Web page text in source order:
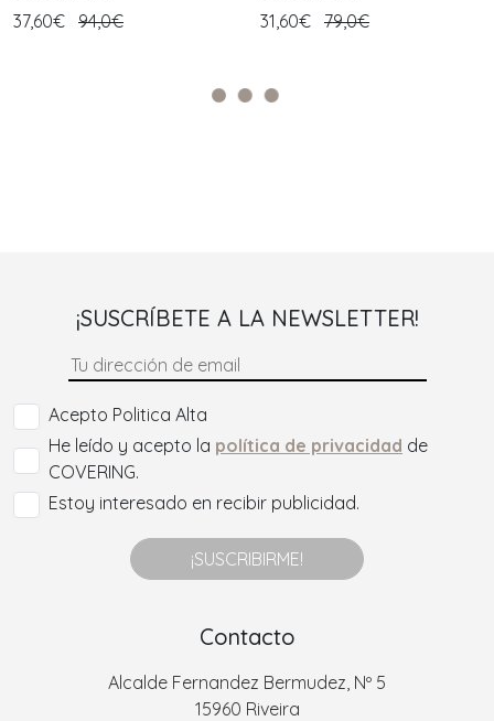
37,60€ 94,0€ 31,60€ 79,0€
¡SUSCRÍBETE A LA NEWSLETTER!
Acepto Politica Alta
He leído y acepto la política de privacidad de
COVERING.
Estoy interesado en recibir publicidad.
¡SUSCRIBIRME!
Contacto
Alcalde Fernandez Bermudez, Nº 5
15960 Riveira